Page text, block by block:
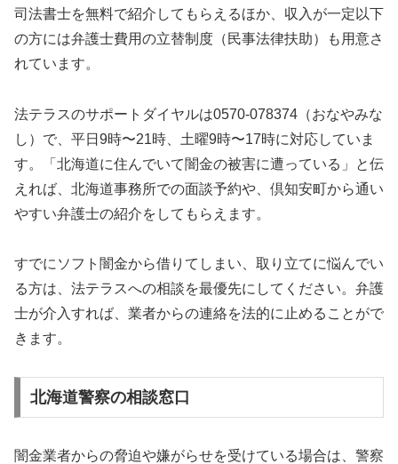
司法書士を無料で紹介してもらえるほか、収入が一定以下
の方には弁護士費用の立替制度（民事法律扶助）も用意さ
れています。
法テラスのサポートダイヤルは0570-078374（おなやみな
し）で、平日9時〜21時、土曜9時〜17時に対応していま
す。「北海道に住んでいて闇金の被害に遭っている」と伝
えれば、北海道事務所での面談予約や、倶知安町から通い
やすい弁護士の紹介をしてもらえます。
すでにソフト闇金から借りてしまい、取り立てに悩んでい
る方は、法テラスへの相談を最優先にしてください。弁護
士が介入すれば、業者からの連絡を法的に止めることがで
きます。
北海道警察の相談窓口
闇金業者からの脅迫や嫌がらせを受けている場合は、警察